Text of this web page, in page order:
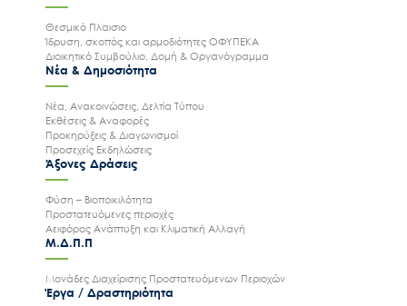
Θεσμικό Πλαισιο
Ίδρυση, σκοπός και αρμοδιότητες ΟΦΥΠΕΚΑ
Διοικητικό Συμβούλιο, Δομή & Οργανόγραμμα
Νέα & Δημοσιότητα
Νέα, Ανακοινώσεις, Δελτία Τύπου
Εκθέσεις & Αναφορές
Προκηρύξεις & Διαγωνισμοί
Προσεχείς Εκδηλώσεις
Άξονες Δράσεις
Φύση – Βιοποικιλότητα
Προστατευόμενες περιοχές
Αειφόρος Ανάπτυξη και Κλιματική Αλλαγή
Μ.Δ.Π.Π
Μονάδες Διαχείρισης Προστατευόμενων Περιοχών
Έργα / Δραστηριότητα